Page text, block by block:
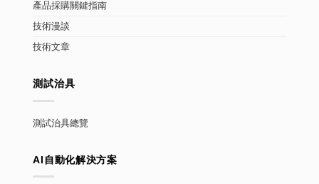
產品採購關鍵指南
技術漫談
技術文章
測試治具
測試治具總覽
AI自動化解決方案